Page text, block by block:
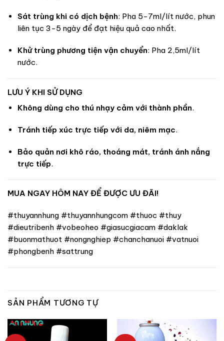
Sát trùng khi có dịch bệnh: Pha 5-7ml/lít nước, phun
liên tục 3-5 ngày để đạt hiệu quả cao nhất.
Khử trùng phương tiện vận chuyển: Pha 2,5ml/lít
nước.
LƯU Ý KHI SỬ DỤNG
Không dùng cho thú nhạy cảm với thành phần.
Tránh tiếp xúc trực tiếp với da, niêm mạc.
Bảo quản nơi khô ráo, thoáng mát, tránh ánh nắng
trực tiếp.
MUA NGAY HÔM NAY ĐỂ ĐƯỢC ƯU ĐÃI!
#thuyannhung #thuyannhungcom #thuoc #thuy
#dieutribenh #vobeoheo #giasucgiacam #daklak
#buonmathuot #nongnghiep #chanchanuoi #vatnuoi
#phongbenh #sattrung
SẢN PHẨM TƯƠNG TỰ